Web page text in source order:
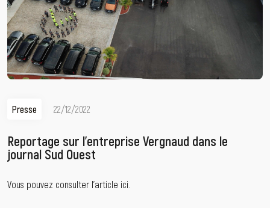
Presse 22/12/2022
Reportage sur l’entreprise Vergnaud dans le
journal Sud Ouest
Vous pouvez consulter l’article ici.